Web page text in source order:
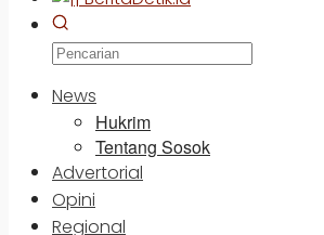
News
Hukrim
Tentang Sosok
Advertorial
Opini
Regional